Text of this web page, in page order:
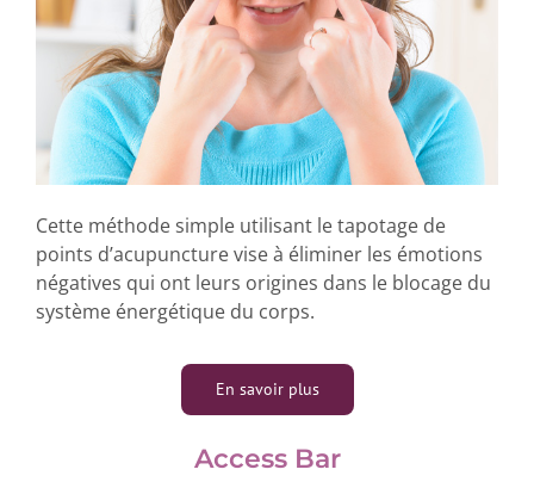
Cette méthode simple utilisant le tapotage de
points d’acupuncture vise à éliminer les émotions
négatives qui ont leurs origines dans le blocage du
système énergétique du corps.
En savoir plus
Access Bar